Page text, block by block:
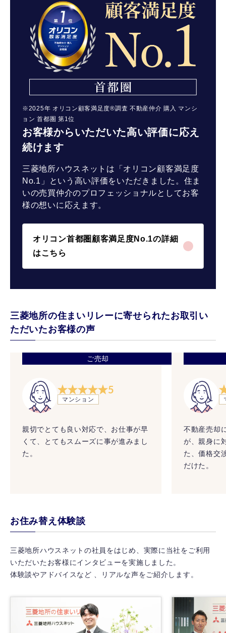
お客様からいただいた高い評価に応え
続けます
三菱地所ハウスネットは「オリコン顧客満足度
No.1」という高い評価をいただきました。住ま
いの売買仲介のプロフェッショナルとしてお客
様の想いに応えます。
オリコン首都圏顧客満足度No.1の詳細
はこちら
※2025年 オリコン顧客満足度®調査 不動産仲介 購入 マンシ
ョン 首都圏 第1位
三菱地所の住まいリレーに寄せられたお取引い
ただいたお客様の声
ご売却
5
マンション
親切でとても良い対応で、お仕事が早
くて、とてもスムーズに事が進みまし
た。
不動産売却
が、親身に
た、価格交
だけた。
お住み替え体験談
三菱地所ハウスネットの社員をはじめ、実際に当社をご利用
いただいたお客様にインタビューを実施しました。
体験談やアドバイスなど 、リアルな声をご紹介します。